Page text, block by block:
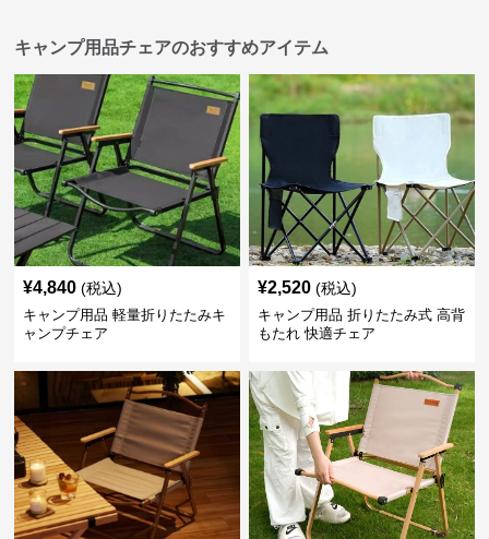
キャンプ用品チェアのおすすめアイテム
¥4,840 (税込)
キャンプ用品 軽量折りたたみキ
ャンプチェア
¥2,520 (税込)
キャンプ用品 折りたたみ式 高背
もたれ 快適チェア